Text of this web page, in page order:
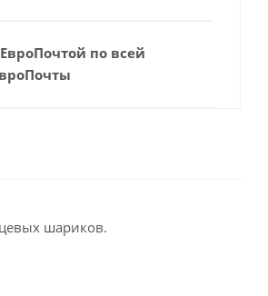
по всей
шариков.